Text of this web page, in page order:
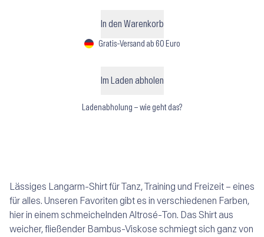
In den Warenkorb
Gratis-Versand ab 60 Euro
Im Laden abholen
Ladenabholung – wie geht das?
Lässiges Langarm-Shirt für Tanz, Training und Freizeit – eines
für alles. Unseren Favoriten gibt es in verschiedenen Farben,
hier in einem schmeichelnden Altrosé-Ton. Das Shirt aus
weicher, fließender Bambus-Viskose schmiegt sich ganz von